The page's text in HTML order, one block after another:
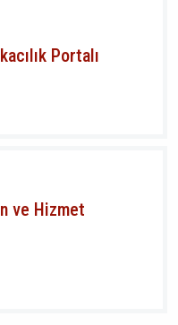
Portalı
ve Hizmet